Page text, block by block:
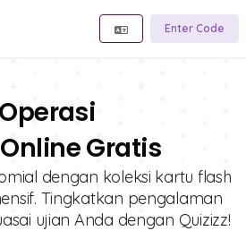
Enter Code
Gratis
dengan koleksi kartu flash
Tingkatkan pengalaman
ujian Anda dengan Quizizz!